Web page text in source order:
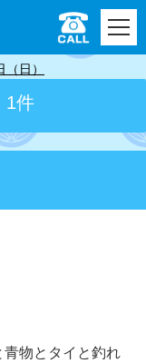
日）
1件
青物とタイと釣れ